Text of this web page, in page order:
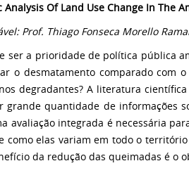
Analysis Of Land Use Change In The
Prof. Thiago Fonseca Morello
ser a prioridade de política pública
o desmatamento comparado com
degradantes? A literatura
grande quantidade de informações
avaliação integrada é necessária
como elas variam em todo o
da redução das queimadas é o